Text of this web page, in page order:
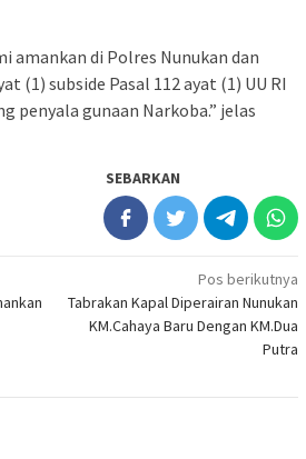
amankan di Polres Nunukan dan
(1) subside Pasal 112 ayat (1) UU RI
penyala gunaan Narkoba.” jelas
SEBARKAN
Pos berikutnya
Tabrakan Kapal Diperairan Nunukan
KM.Cahaya Baru Dengan KM.Dua
Putra